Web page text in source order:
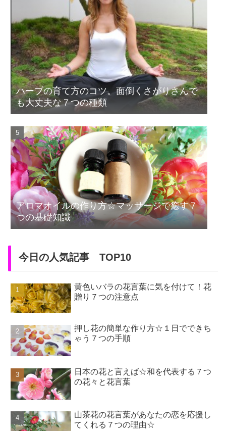
ハーブの育て方のコツ。面倒くさがりさんで
も大丈夫な７つの種類
アロマオイルの作り方☆マッサージで癒す７
つの基礎知識
今日の人気記事 TOP10
黄色いバラの花言葉に気を付けて！花
贈り７つの注意点
押し花の簡単な作り方☆１日でできち
ゃう７つの手順
日本の花と言えば☆和を代表する７つ
の花々と花言葉
山茶花の花言葉があなたの恋を応援し
てくれる７つの理由☆